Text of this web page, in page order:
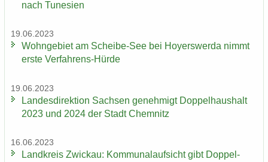
nach Tu­ne­si­en
19.06.2023
Wohn­ge­biet am Scheibe-​See bei Ho­yers­wer­da nimmt
erste Verfahrens-​Hürde
19.06.2023
Lan­des­di­rek­ti­on Sach­sen ge­neh­migt Dop­pel­haus­halt
2023 und 2024 der Stadt Chem­nitz
16.06.2023
Land­kreis Zwi­ckau: Kom­mu­nal­auf­sicht gibt Dop­pel­